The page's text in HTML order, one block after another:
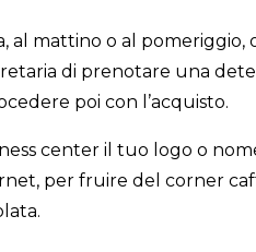
al mattino o al
di prenotare una
poi con l’acquisto.
center il tuo logo o
per fruire del corner